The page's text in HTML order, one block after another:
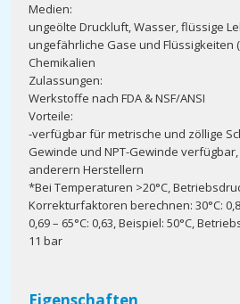
Medien:
ungeölte Druckluft, Wasser, flüssige
ungefährliche Gase und Flüssigkeiten
Chemikalien
Zulassungen:
Werkstoffe nach FDA & NSF/ANSI
Vorteile:
-verfügbar für metrische und zöllige
Gewinde und NPT-Gewinde
anderern Herstellern
*Bei Temperaturen >20°C,
Korrekturfaktoren berechnen: 30°C:
0,69 – 65°C: 0,63, Beispiel: 50°C,
11 bar